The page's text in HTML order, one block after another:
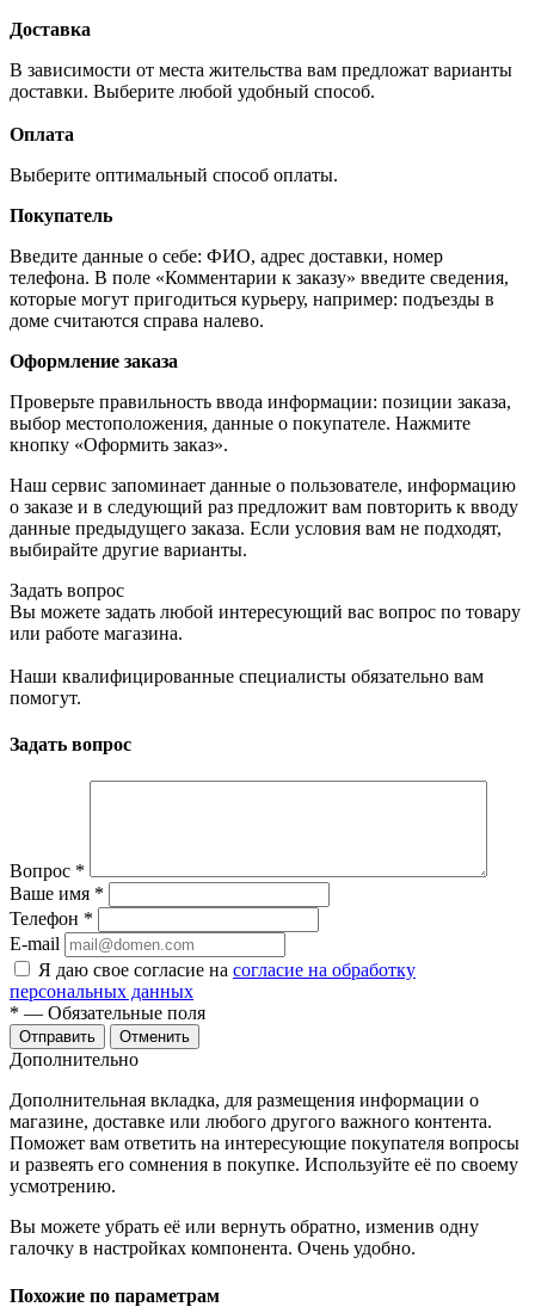
Доставка
В зависимости от места жительства вам предложат варианты
доставки. Выберите любой удобный способ.
Оплата
Выберите оптимальный способ оплаты.
Покупатель
Введите данные о себе: ФИО, адрес доставки, номер
телефона. В поле «Комментарии к заказу» введите сведения,
которые могут пригодиться курьеру, например: подъезды в
доме считаются справа налево.
Оформление заказа
Проверьте правильность ввода информации: позиции заказа,
выбор местоположения, данные о покупателе. Нажмите
кнопку «Оформить заказ».
Наш сервис запоминает данные о пользователе, информацию
о заказе и в следующий раз предложит вам повторить к вводу
данные предыдущего заказа. Если условия вам не подходят,
выбирайте другие варианты.
Задать вопрос
Вы можете задать любой интересующий вас вопрос по товару
или работе магазина.
Наши квалифицированные специалисты обязательно вам
помогут.
Задать вопрос
Вопрос *
Ваше имя *
Телефон *
E-mail
Я даю свое согласие на согласие на обработку
персональных данных
* — Обязательные поля
Отменить
Дополнительно
Дополнительная вкладка, для размещения информации о
магазине, доставке или любого другого важного контента.
Поможет вам ответить на интересующие покупателя вопросы
и развеять его сомнения в покупке. Используйте её по своему
усмотрению.
Вы можете убрать её или вернуть обратно, изменив одну
галочку в настройках компонента. Очень удобно.
Похожие по параметрам